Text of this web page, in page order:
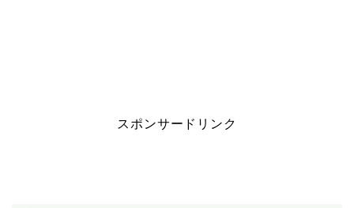
スポンサードリンク